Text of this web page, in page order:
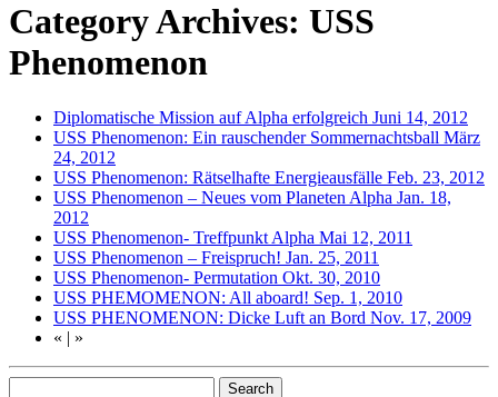
Category Archives: USS
Phenomenon
Diplomatische Mission auf Alpha erfolgreich Juni 14, 2012
USS Phenomenon: Ein rauschender Sommernachtsball März
24, 2012
USS Phenomenon: Rätselhafte Energieausfälle Feb. 23, 2012
USS Phenomenon – Neues vom Planeten Alpha Jan. 18,
2012
USS Phenomenon- Treffpunkt Alpha Mai 12, 2011
USS Phenomenon – Freispruch! Jan. 25, 2011
USS Phenomenon- Permutation Okt. 30, 2010
USS PHEMOMENON: All aboard! Sep. 1, 2010
USS PHENOMENON: Dicke Luft an Bord Nov. 17, 2009
« | »